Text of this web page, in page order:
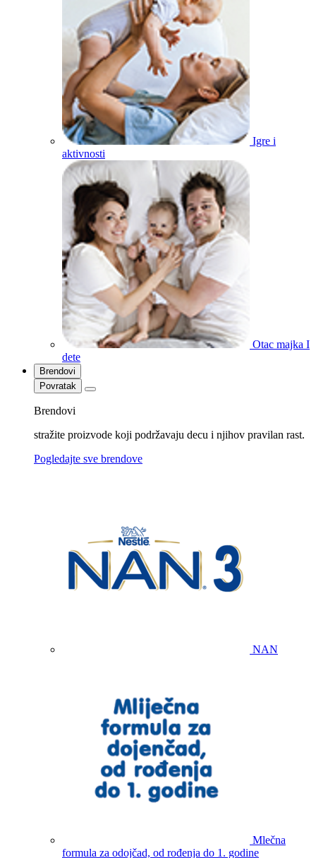
Igre i
aktivnosti
Otac majka I
dete
Brendovi
Povratak
Brendovi
stražite proizvode koji podržavaju decu i njihov pravilan rast.
Pogledajte sve brendove
NAN
Mlečna
formula za odojčad, od rođenja do 1. godine